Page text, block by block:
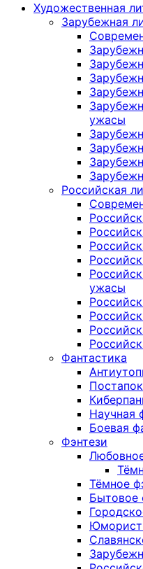
Художественная
Зарубежная
ужасы
Российская
ужасы
Фантастика
Научная
Боевая
Фэнтези
Тёмное
Бытовое